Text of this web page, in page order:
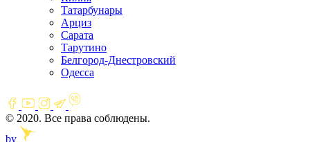
Татарбунары
Арциз
Сарата
Тарутино
Белгород-Днестровский
Одесса
© 2020. Все права соблюдены.
by